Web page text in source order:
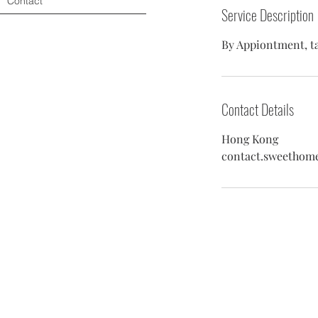
Service Description
Contact Details
Hong Kong